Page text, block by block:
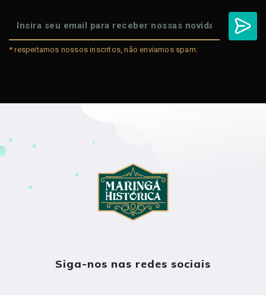
* respeitamos nossos inscritos, não enviamos spam.
Siga-nos nas redes sociais